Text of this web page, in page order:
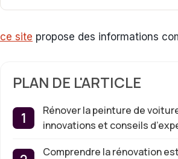
ce site propose des informations
PLAN DE L'ARTICLE
Rénover la peinture de
innovations et conseils
Comprendre la rénovation